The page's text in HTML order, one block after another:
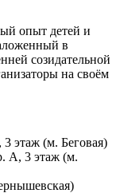
опыт детей и
в
созидательной
на своём
этаж (м. Беговая)
А, 3 этаж (м.